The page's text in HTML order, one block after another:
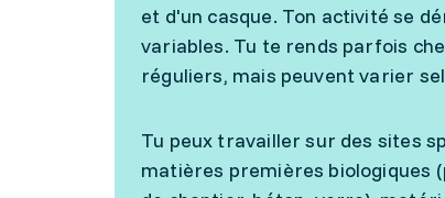
et d'un casque. Ton activité se
variables. Tu te rends parfois
réguliers, mais peuvent varier
Tu peux travailler sur des sites
matières premières biologiques